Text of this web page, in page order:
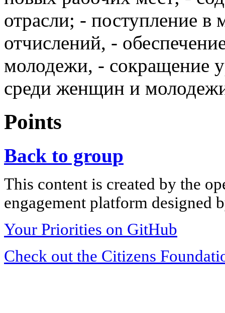
отрасли; - поступление
отчислений, -
молодежи, - сокращение
среди женщин и
Points
Back to group
This content is created by the
engagement platform designed
Your Priorities on GitHub
Check out the Citizens